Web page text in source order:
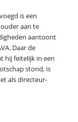
is een
aan te
aantoont
Daar de
hij feitelijk in een
stond, is
als directeur-